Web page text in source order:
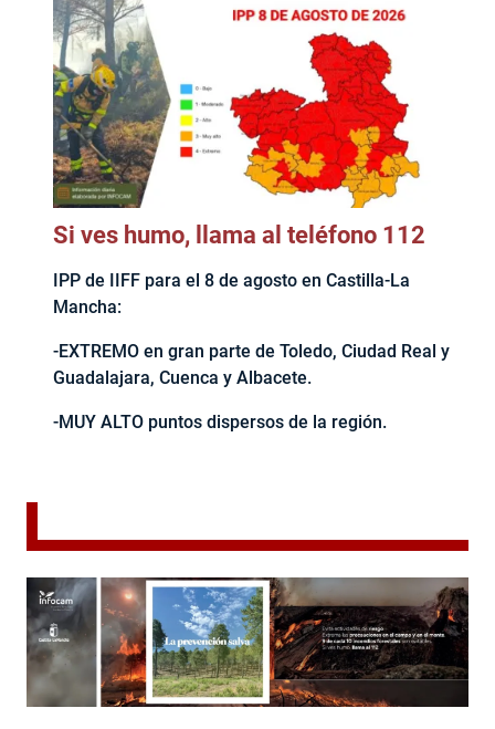
Si ves humo, llama al teléfono 112
IPP de IIFF para el 8 de agosto en Castilla-La
Mancha:
-EXTREMO en gran parte de Toledo, Ciudad Real y
Guadalajara, Cuenca y Albacete.
-MUY ALTO puntos dispersos de la región.